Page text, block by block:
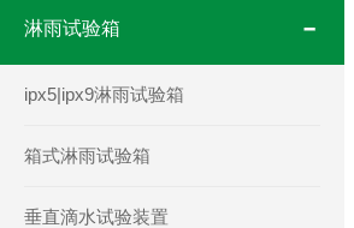
淋雨试验箱
ipx5|ipx9淋雨试验箱
箱式淋雨试验箱
垂直滴水试验装置